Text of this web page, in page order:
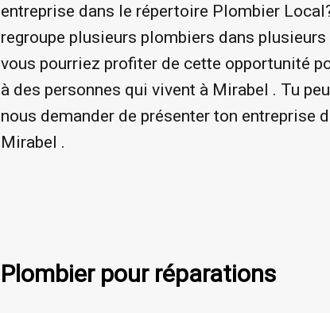
entreprise dans le répertoire Plombier
regroupe plusieurs plombiers dans
vous pourriez profiter de cette opportunité
à des personnes qui vivent à Mirabel . Tu
nous demander de présenter ton entreprise
Mirabel .
Plombier pour réparations